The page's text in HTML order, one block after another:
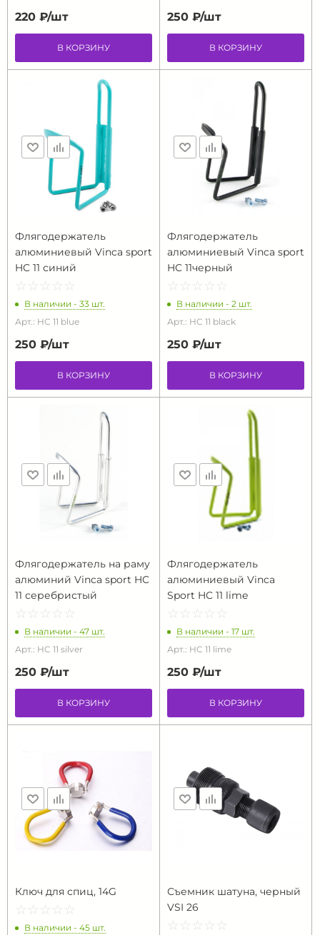
220 ₽/шт
В КОРЗИНУ
250 ₽/шт
В КОРЗИНУ
Флягодержатель
алюминиевый Vinca sport
HC 11 синий
☆ ☆ ☆ ☆ ☆
★ ★ ★ ★ ★
В наличии - 33 шт.
Арт.: HC 11 blue
250 ₽/шт
В КОРЗИНУ
Флягодержатель
алюминиевый Vinca sport
HC 11черный
☆ ☆ ☆ ☆ ☆
★ ★ ★ ★ ★
В наличии - 2 шт.
Арт.: HC 11 black
250 ₽/шт
В КОРЗИНУ
Флягодержатель на раму
алюминий Vinca sport HC
11 серебристый
☆ ☆ ☆ ☆ ☆
★ ★ ★ ★ ★
В наличии - 47 шт.
Арт.: HC 11 silver
250 ₽/шт
В КОРЗИНУ
Флягодержатель
алюминиевый Vinca
Sport HC 11 lime
☆ ☆ ☆ ☆ ☆
★ ★ ★ ★ ★
В наличии - 17 шт.
Арт.: HC 11 lime
250 ₽/шт
В КОРЗИНУ
Ключ для спиц, 14G
☆ ☆ ☆ ☆ ☆
★ ★ ★ ★ ★
В наличии - 45 шт.
Съемник шатуна, черный
VSI 26
☆ ☆ ☆ ☆ ☆
★ ★ ★ ★ ★